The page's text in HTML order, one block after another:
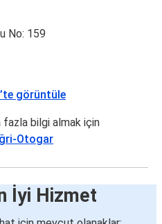
No: 159
görüntüle
fazla bilgi almak için
Otogar
İyi Hizmet